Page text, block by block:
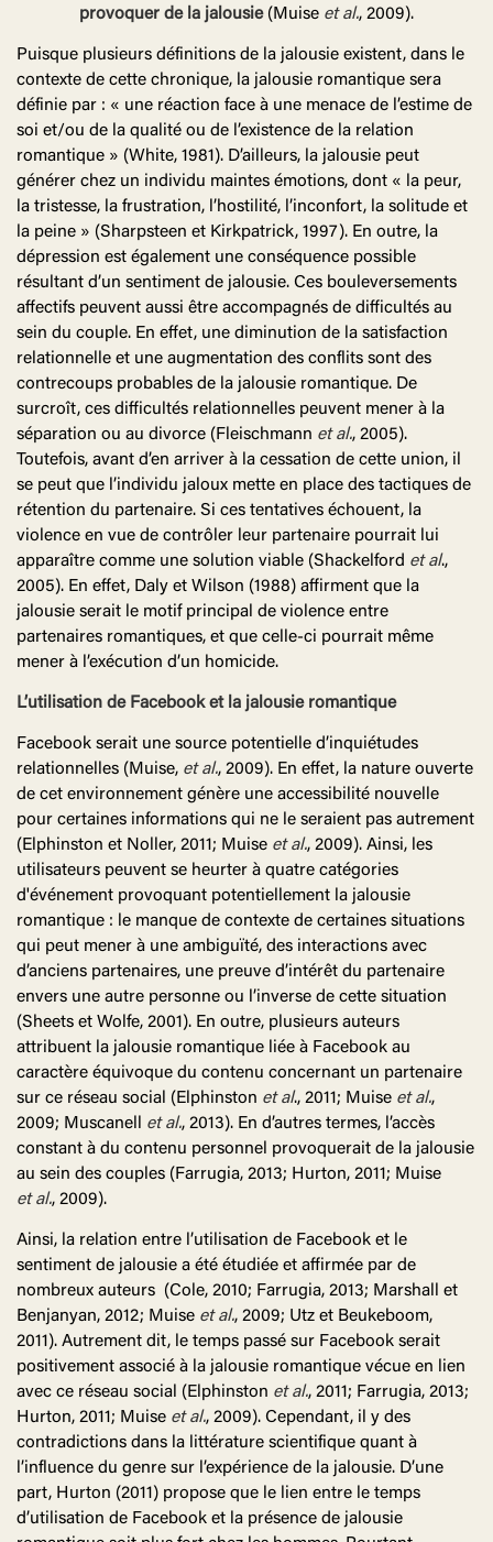
provoquer de la jalousie (Muise et al., 2009).
Puisque plusieurs définitions de la jalousie existent, dans le
contexte de cette chronique, la jalousie romantique sera
définie par : « une réaction face à une menace de l’estime de
soi et/ou de la qualité ou de l’existence de la relation
romantique » (White, 1981). D’ailleurs, la jalousie peut
générer chez un individu maintes émotions, dont « la peur,
la tristesse, la frustration, l’hostilité, l’inconfort, la solitude et
la peine » (Sharpsteen et Kirkpatrick, 1997). En outre, la
dépression est également une conséquence possible
résultant d’un sentiment de jalousie. Ces bouleversements
affectifs peuvent aussi être accompagnés de difficultés au
sein du couple. En effet, une diminution de la satisfaction
relationnelle et une augmentation des conflits sont des
contrecoups probables de la jalousie romantique. De
surcroît, ces difficultés relationnelles peuvent mener à la
séparation ou au divorce (Fleischmann et al., 2005).
Toutefois, avant d’en arriver à la cessation de cette union, il
se peut que l’individu jaloux mette en place des tactiques de
rétention du partenaire. Si ces tentatives échouent, la
violence en vue de contrôler leur partenaire pourrait lui
apparaître comme une solution viable (Shackelford et al.,
2005). En effet, Daly et Wilson (1988) affirment que la
jalousie serait le motif principal de violence entre
partenaires romantiques, et que celle-ci pourrait même
mener à l’exécution d’un homicide.
L’utilisation de Facebook et la jalousie romantique
Facebook serait une source potentielle d’inquiétudes
relationnelles (Muise, et al., 2009). En effet, la nature ouverte
de cet environnement génère une accessibilité nouvelle
pour certaines informations qui ne le seraient pas autrement
(Elphinston et Noller, 2011; Muise et al., 2009). Ainsi, les
utilisateurs peuvent se heurter à quatre catégories
d'événement provoquant potentiellement la jalousie
romantique : le manque de contexte de certaines situations
qui peut mener à une ambiguïté, des interactions avec
d’anciens partenaires, une preuve d’intérêt du partenaire
envers une autre personne ou l’inverse de cette situation
(Sheets et Wolfe, 2001). En outre, plusieurs auteurs
attribuent la jalousie romantique liée à Facebook au
caractère équivoque du contenu concernant un partenaire
sur ce réseau social (Elphinston et al., 2011; Muise et al.,
2009; Muscanell et al., 2013). En d’autres termes, l’accès
constant à du contenu personnel provoquerait de la jalousie
au sein des couples (Farrugia, 2013; Hurton, 2011; Muise
et al., 2009).
Ainsi, la relation entre l’utilisation de Facebook et le
sentiment de jalousie a été étudiée et affirmée par de
nombreux auteurs (Cole, 2010; Farrugia, 2013; Marshall et
Benjanyan, 2012; Muise et al., 2009; Utz et Beukeboom,
2011). Autrement dit, le temps passé sur Facebook serait
positivement associé à la jalousie romantique vécue en lien
avec ce réseau social (Elphinston et al., 2011; Farrugia, 2013;
Hurton, 2011; Muise et al., 2009). Cependant, il y des
contradictions dans la littérature scientifique quant à
l’influence du genre sur l’expérience de la jalousie. D’une
part, Hurton (2011) propose que le lien entre le temps
d’utilisation de Facebook et la présence de jalousie